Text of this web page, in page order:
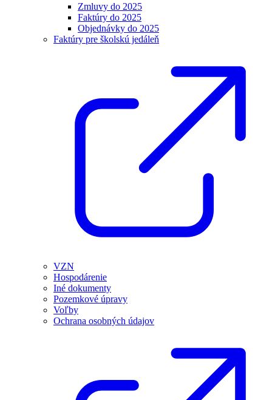
Zmluvy do 2025
Faktúry do 2025
Objednávky do 2025
Faktúry pre školskú jedáleň
VZN
Hospodárenie
Iné dokumenty
Pozemkové úpravy
Voľby
Ochrana osobných údajov